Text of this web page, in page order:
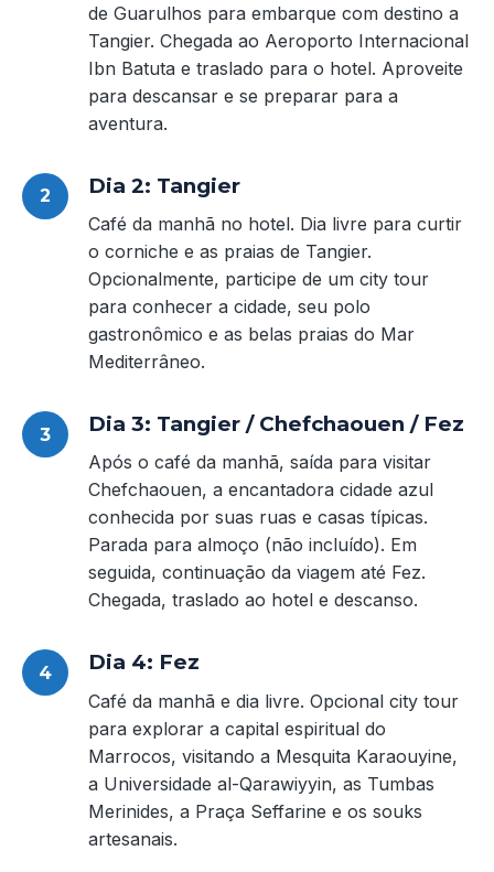
de Guarulhos para embarque com destino a
Tangier. Chegada ao Aeroporto Internacional
Ibn Batuta e traslado para o hotel. Aproveite
para descansar e se preparar para a
aventura.
Dia 2: Tangier
Café da manhã no hotel. Dia livre para curtir
o corniche e as praias de Tangier.
Opcionalmente, participe de um city tour
para conhecer a cidade, seu polo
gastronômico e as belas praias do Mar
Mediterrâneo.
Dia 3: Tangier / Chefchaouen / Fez
Após o café da manhã, saída para visitar
Chefchaouen, a encantadora cidade azul
conhecida por suas ruas e casas típicas.
Parada para almoço (não incluído). Em
seguida, continuação da viagem até Fez.
Chegada, traslado ao hotel e descanso.
Dia 4: Fez
Café da manhã e dia livre. Opcional city tour
para explorar a capital espiritual do
Marrocos, visitando a Mesquita Karaouyine,
a Universidade al-Qarawiyyin, as Tumbas
Merinides, a Praça Seffarine e os souks
artesanais.